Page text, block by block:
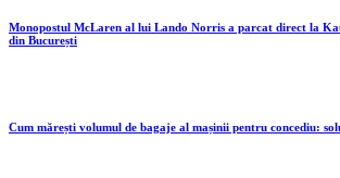
Monopostul McLaren al lui Lando Norris a parcat direct la
din București
Cum mărești volumul de bagaje al mașinii pentru concediu: